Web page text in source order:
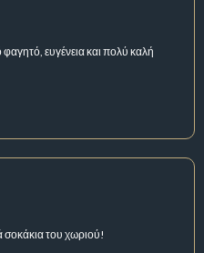
ευγένεια και πολύ καλή
σοκάκια του χωριού!